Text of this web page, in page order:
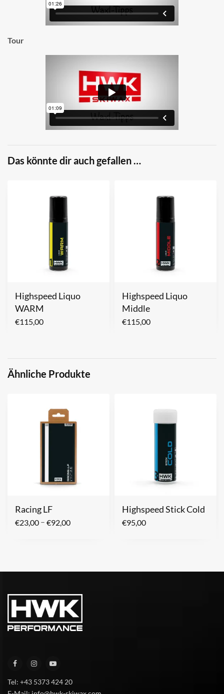
Tour
Das könnte dir auch gefallen …
Highspeed Liquo
WARM
€115,00
Highspeed Liquo
Middle
€115,00
Ähnliche Produkte
Racing LF
€23,00 – €92,00
Highspeed Stick Cold
€95,00
Tel: +43 5373 424 20